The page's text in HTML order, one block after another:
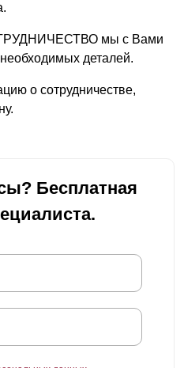
мы с Вами
деталей.
о сотрудничестве,
Бесплатная